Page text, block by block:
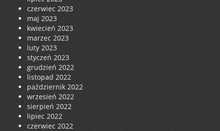
czerwiec 2023
maj 2023
kwiecień 2023
marzec 2023
luty 2023
styczeń 2023
grudzień 2022
listopad 2022
październik 2022
wrzesień 2022
sierpień 2022
lipiec 2022
czerwiec 2022